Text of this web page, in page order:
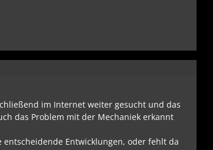
im Internet weiter gesucht und das
das Problem mit der Mechaniek erkannt
Entwicklungen, oder fehlt da